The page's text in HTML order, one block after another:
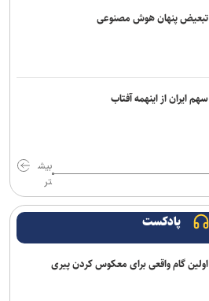
تبعیض پنهان هوش مصنوعی
سهم ایران از اینهمه آفتاب
بیش
تر
پادکست
اولین گام واقعی برای معکوس کردن پیری